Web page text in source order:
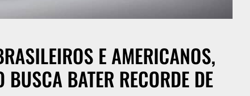
E AMERICANOS,
BATER RECORDE DE